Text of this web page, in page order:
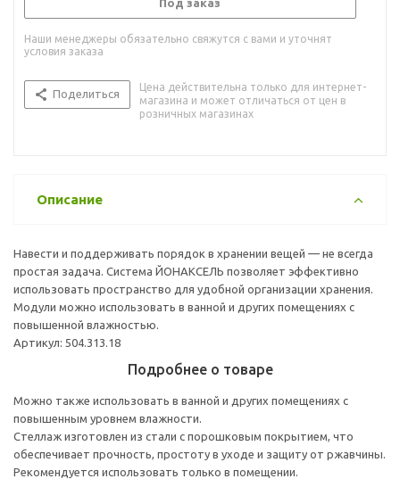
Наши менеджеры обязательно свяжутся с вами и уточнят
условия заказа
Поделиться
Цена действительна только для интернет-
магазина и может отличаться от цен в
розничных магазинах
Описание
Навести и поддерживать порядок в хранении вещей — не всегда
простая задача. Система ЙОНАКСЕЛЬ позволяет эффективно
использовать пространство для удобной организации хранения.
Модули можно использовать в ванной и других помещениях с
повышенной влажностью.
Артикул: 504.313.18
Подробнее о товаре
Можно также использовать в ванной и других помещениях с
повышенным уровнем влажности.
Стеллаж изготовлен из стали с порошковым покрытием, что
обеспечивает прочность, простоту в уходе и защиту от ржавчины.
Рекомендуется использовать только в помещении.